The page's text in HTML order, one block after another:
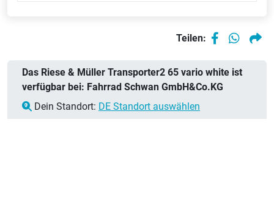
Teilen:
Das Riese & Müller Transporter2 65 vario white ist
verfügbar bei: Fahrrad Schwan GmbH&Co.KG
Dein Standort: DE Standort auswählen